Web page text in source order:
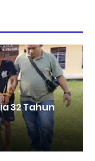
32 Tahun